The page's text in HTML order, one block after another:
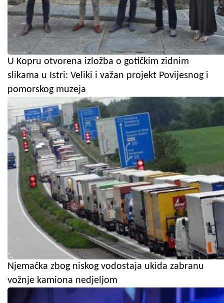
U Kopru otvorena izložba o gotičkim zidnim
slikama u Istri: Veliki i važan projekt Povijesnog i
pomorskog muzeja
Njemačka zbog niskog vodostaja ukida zabranu
vožnje kamiona nedjeljom